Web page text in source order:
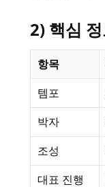
2) 핵심
항목
템포
박자
조성
대표 진행